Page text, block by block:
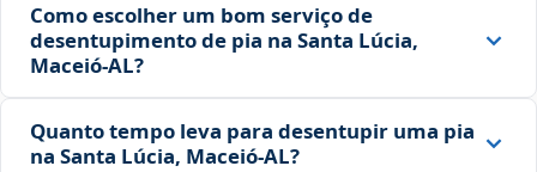
Como escolher um bom serviço de
desentupimento de pia na Santa Lúcia,
Maceió‑AL?
Quanto tempo leva para desentupir uma pia
na Santa Lúcia, Maceió‑AL?